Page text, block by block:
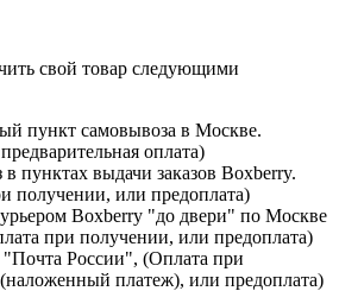
свой товар следующими
пункт самовывоза в Москве.
оплата)
пунктах выдачи заказов Boxberry.
получении, или предоплата)
Boxberry "до двери" по Москве
при получении, или предоплата)
"Почта России", (Оплата при
платеж), или предоплата)